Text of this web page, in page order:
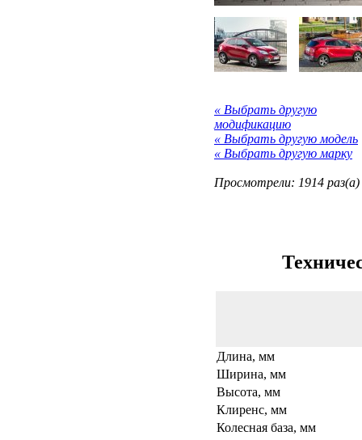
« Выбрать другую
модификацию
« Выбрать другую модель
« Выбрать другую марку
Просмотрели: 1914 раз(а)
Длина, мм
Ширина, мм
Высота, мм
Клиренс, мм
Колесная база, мм